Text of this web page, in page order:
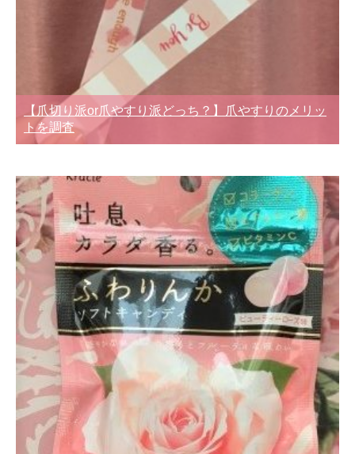
【爪切り派or爪やすり派どっち？】爪やすりのメリッ
トを調査